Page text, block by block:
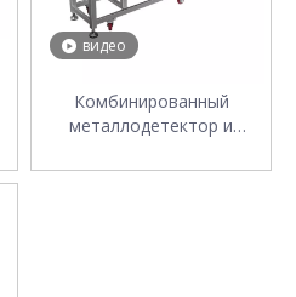
видео
Комбинированный
металлодетектор и
пищевых продуктов